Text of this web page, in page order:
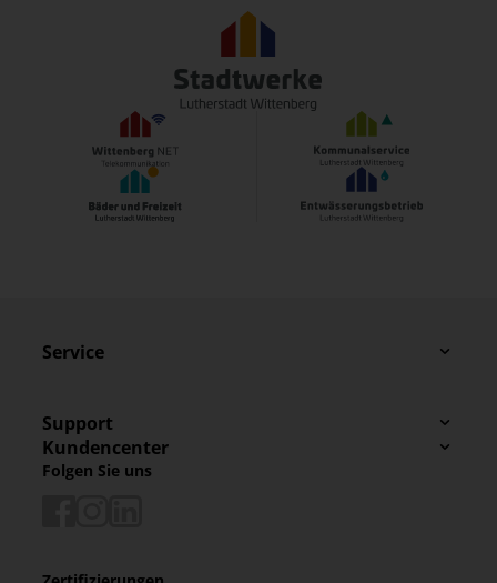
Service
Support
Kundencenter
Folgen Sie uns